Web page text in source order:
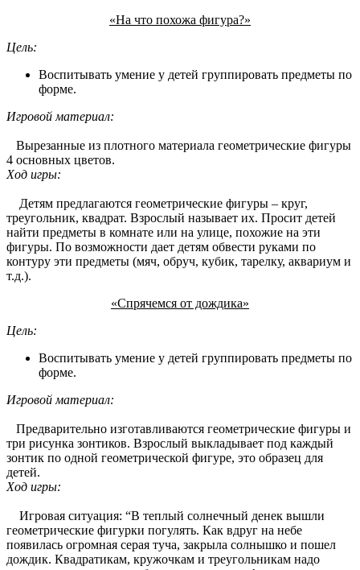
«На что похожа фигура?»
Цель:
Воспитывать умение у детей группировать предметы по
форме.
Игровой материал:
Вырезанные из плотного материала геометрические фигуры
4 основных цветов.
Ход игры:
Детям предлагаются геометрические фигуры – круг,
треугольник, квадрат. Взрослый называет их. Просит детей
найти предметы в комнате или на улице, похожие на эти
фигуры. По возможности дает детям обвести руками по
контуру эти предметы (мяч, обруч, кубик, тарелку, аквариум и
т.д.).
«Спрячемся от дождика»
Цель:
Воспитывать умение у детей группировать предметы по
форме.
Игровой материал:
Предварительно изготавливаются геометрические фигуры и
три рисунка зонтиков. Взрослый выкладывает под каждый
зонтик по одной геометрической фигуре, это образец для
детей.
Ход игры:
Игровая ситуация: “В теплый солнечный денек вышли
геометрические фигурки погулять. Как вдруг на небе
появилась огромная серая туча, закрыла солнышко и пошел
дождик. Квадратикам, кружочкам и треугольникам надо